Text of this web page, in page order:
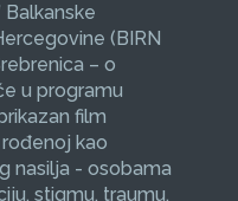
Balkanske
(BIRN
– o
u programu
film
kao
nasilja - osobama
stigmu, traumu.